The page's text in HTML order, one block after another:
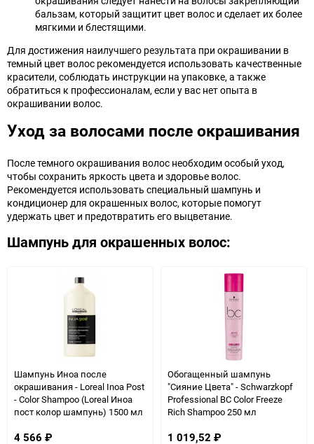
бальзам, который защитит цвет волос и сделает их более
мягкими и блестящими.
Для достижения наилучшего результата при окрашивании в
темный цвет волос рекомендуется использовать качественные
красители, соблюдать инструкции на упаковке, а также
обратиться к профессионалам, если у вас нет опыта в
окрашивании волос.
Уход за волосами после окрашивания
После темного окрашивания волос необходим особый уход,
чтобы сохранить яркость цвета и здоровье волос.
Рекомендуется использовать специальный шампунь и
кондиционер для окрашенных волос, которые помогут
удержать цвет и предотвратить его выцветание.
Шампунь для окрашенных волос:
Шампунь Иноа после
окрашивания - Loreal Inoa Post
- Color Shampoo (Loreal Иноа
пост колор шампунь) 1500 мл
4 566 ₽
Обогащенный шампунь
"Сияние Цвета" - Schwarzkopf
Professional BC Color Freeze
Rich Shampoo 250 мл
1 019,52 ₽